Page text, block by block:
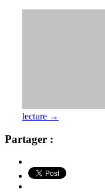
lecture →
Partager :